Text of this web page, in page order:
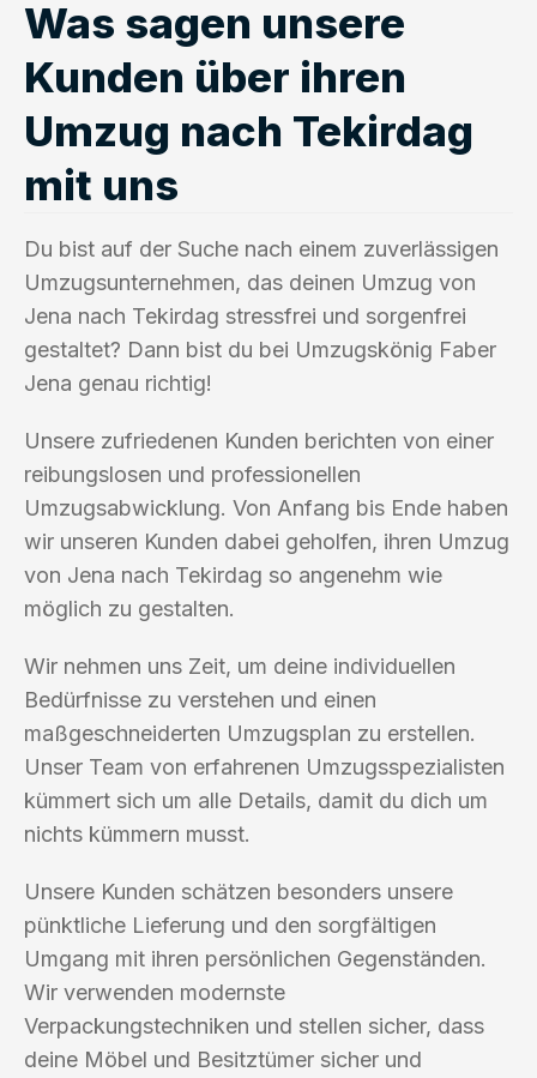
Was sagen unsere
Kunden über ihren
Umzug nach Tekirdag
mit uns
Du bist auf der Suche nach einem zuverlässigen
Umzugsunternehmen, das deinen Umzug von
Jena nach Tekirdag stressfrei und sorgenfrei
gestaltet? Dann bist du bei Umzugskönig Faber
Jena genau richtig!
Unsere zufriedenen Kunden berichten von einer
reibungslosen und professionellen
Umzugsabwicklung. Von Anfang bis Ende haben
wir unseren Kunden dabei geholfen, ihren Umzug
von Jena nach Tekirdag so angenehm wie
möglich zu gestalten.
Wir nehmen uns Zeit, um deine individuellen
Bedürfnisse zu verstehen und einen
maßgeschneiderten Umzugsplan zu erstellen.
Unser Team von erfahrenen Umzugsspezialisten
kümmert sich um alle Details, damit du dich um
nichts kümmern musst.
Unsere Kunden schätzen besonders unsere
pünktliche Lieferung und den sorgfältigen
Umgang mit ihren persönlichen Gegenständen.
Wir verwenden modernste
Verpackungstechniken und stellen sicher, dass
deine Möbel und Besitztümer sicher und